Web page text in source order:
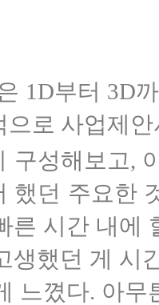
1D부터 3D
으로 사업제
구성해보고,
했던 주요한
른 시간 내에
생했던 게 시
느꼈다. 아